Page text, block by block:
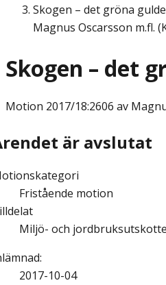
Skogen – det gröna
Magnus Oscarsson m.fl.
Skogen – det
Motion 2017/18:2606 av
är avslutat
Fristående motion
Miljö- och
:
2017-10-04